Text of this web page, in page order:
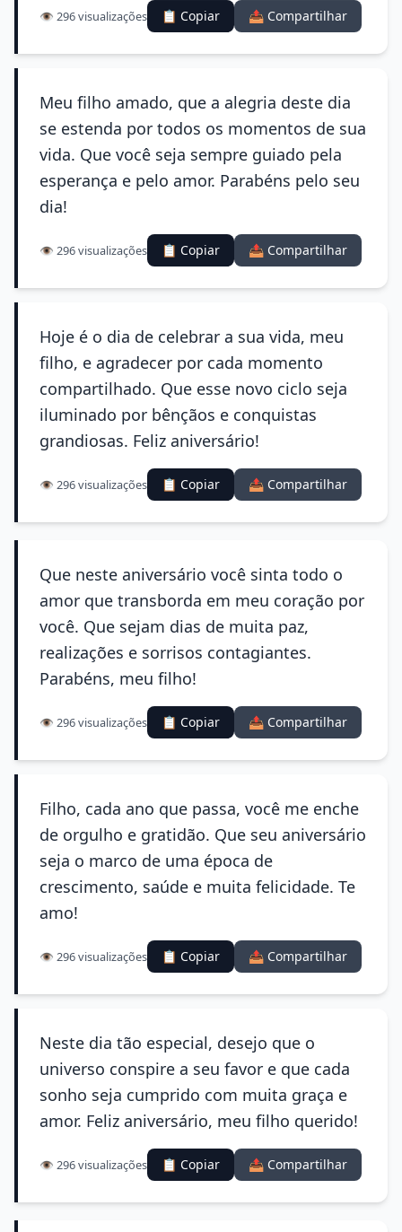
👁️ 296 visualizações 📋 Copiar 📤 Compartilhar
Meu filho amado, que a alegria deste dia
se estenda por todos os momentos de sua
vida. Que você seja sempre guiado pela
esperança e pelo amor. Parabéns pelo seu
dia!
👁️ 296 visualizações 📋 Copiar 📤 Compartilhar
Hoje é o dia de celebrar a sua vida, meu
filho, e agradecer por cada momento
compartilhado. Que esse novo ciclo seja
iluminado por bênçãos e conquistas
grandiosas. Feliz aniversário!
👁️ 296 visualizações 📋 Copiar 📤 Compartilhar
Que neste aniversário você sinta todo o
amor que transborda em meu coração por
você. Que sejam dias de muita paz,
realizações e sorrisos contagiantes.
Parabéns, meu filho!
👁️ 296 visualizações 📋 Copiar 📤 Compartilhar
Filho, cada ano que passa, você me enche
de orgulho e gratidão. Que seu aniversário
seja o marco de uma época de
crescimento, saúde e muita felicidade. Te
amo!
👁️ 296 visualizações 📋 Copiar 📤 Compartilhar
Neste dia tão especial, desejo que o
universo conspire a seu favor e que cada
sonho seja cumprido com muita graça e
amor. Feliz aniversário, meu filho querido!
👁️ 296 visualizações 📋 Copiar 📤 Compartilhar